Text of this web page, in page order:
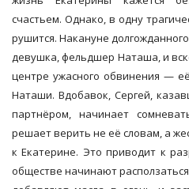
счастьем. Однако, в одну
рушится. Накануне
девушка, фельдшер Наташа, и
центре ужасного обвинения —
Наташи. Вдобавок, Сергей,
партнёром, начинает
решает верить не её словам, а
к Екатерине. Это приводит к
обществе начинают